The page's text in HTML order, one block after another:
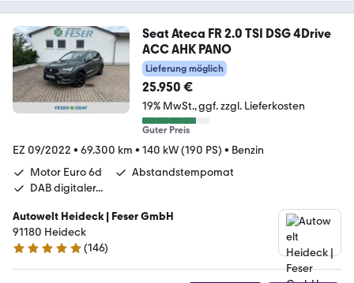
Seat Ateca FR 2.0 TSI DSG 4Drive
ACC AHK PANO
Lieferung möglich
25.950 €
19% MwSt. ggf. zzgl. Lieferkosten
Guter Preis
EZ 09/2022 • 69.300 km • 140 kW (190 PS) • Benzin
Motor Euro 6d
Abstandstempomat
DAB digitaler...
Autowelt Heideck | Feser GmbH
91180 Heideck
4.8 Sterne
(146)